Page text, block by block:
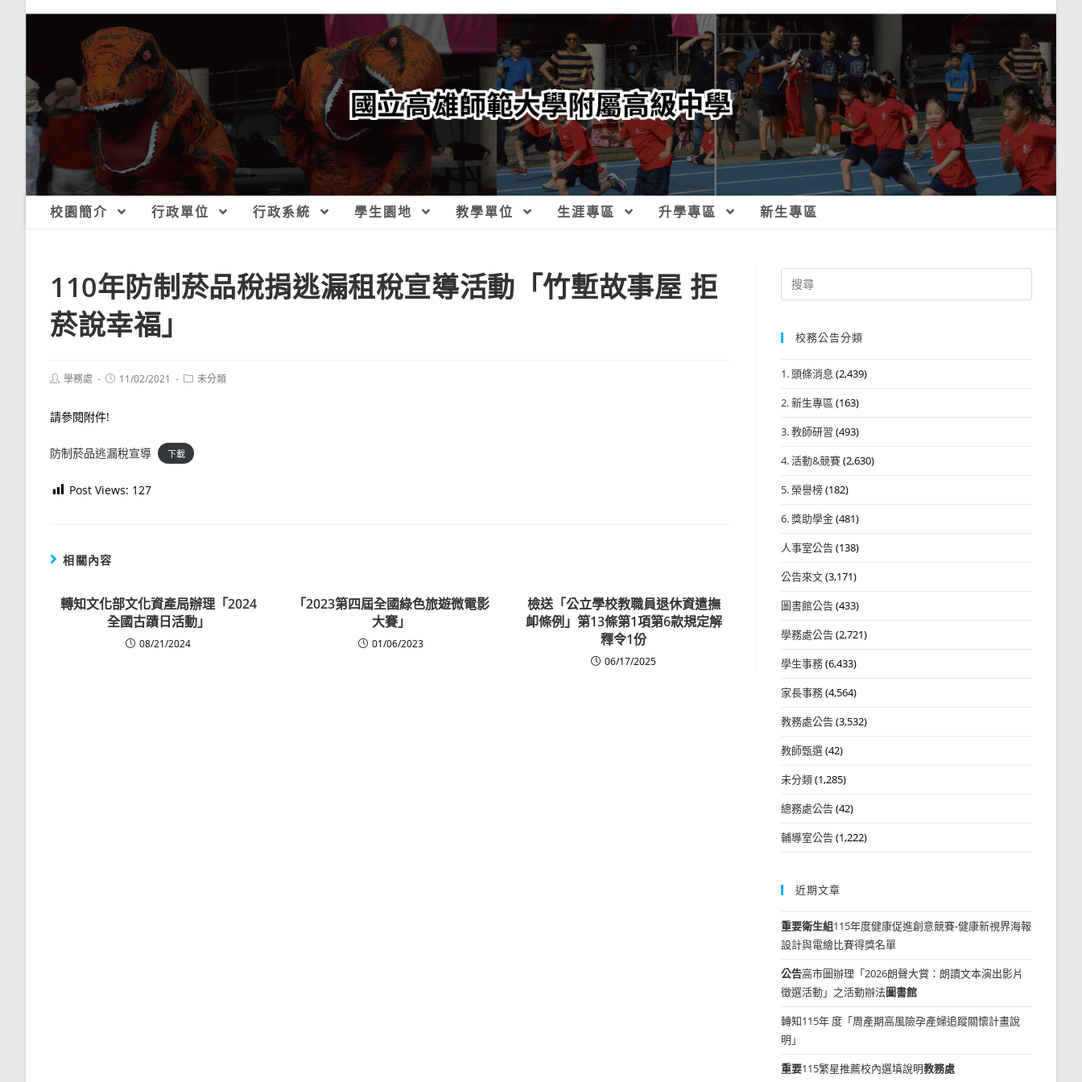
校園簡介 行政單位 行政系統 學生園地 教學單位 生涯專區 升學專區 新生專區
110年防制菸品稅捐逃漏租稅宣導活動「竹塹故事屋 拒
菸說幸福」
Post學務處
Post11/02/2021
Post未分類
請參閱附件!
防制菸品逃漏稅宣導 下載
Post Views: 127
相關內容
轉知文化部文化資產局辦理「2024
全國古蹟日活動」
08/21/2024
「2023第四屆全國綠色旅遊微電影
大賽」
01/06/2023
檢送「公立學校教職員退休資遣撫
卹條例」第13條第1項第6款規定解
釋令1份
06/17/2025
Search
for:
校務公告分類
1. 頭條消息 (2,439)
2. 新生專區 (163)
3. 教師研習 (493)
4. 活動&競賽(2,630)
5. 榮譽榜(182)
6. 獎助學金(481)
人事室公告(138)
公告來文(3,171)
圖書館公告(433)
學務處公告(2,721)
學生事務(6,433)
家長事務(4,564)
教務處公告(3,532)
教師甄選(42)
未分類(1,285)
總務處公告(42)
輔導室公告(1,222)
近期文章
重要衛生組115年度健康促進創意競賽-健康新視界海報
設計與電繪比賽得獎名單
公告高市圖辦理「2026朗聲大賞：朗讀文本演出影片
徵選活動」之活動辦法圖書館
轉知115年 度「周產期高風險孕產婦追蹤關懷計畫說
明」
重要115繁星推薦校內選填說明教務處